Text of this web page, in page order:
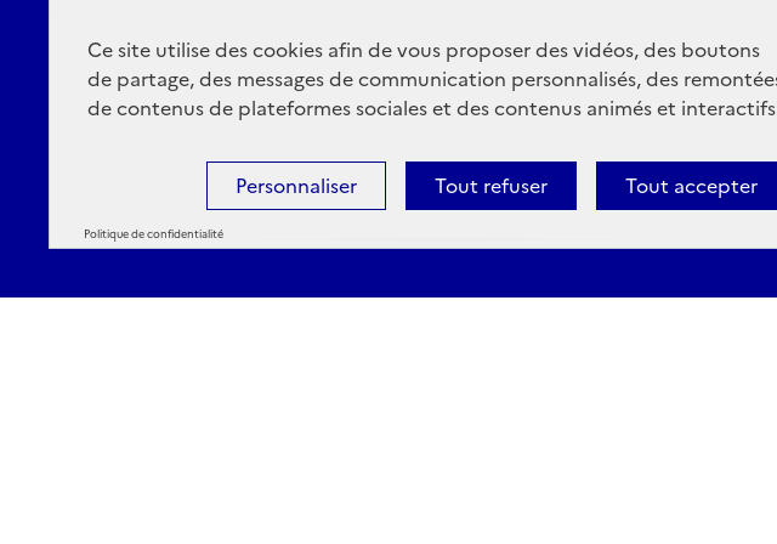
Ce site utilise des cookies afin de vous proposer des vidéos, des boutons
de partage, des messages de communication personnalisés, des
de contenus de plateformes sociales et des contenus animés et
Tout accepter
Tout refuser
Personnaliser
Politique de confidentialité